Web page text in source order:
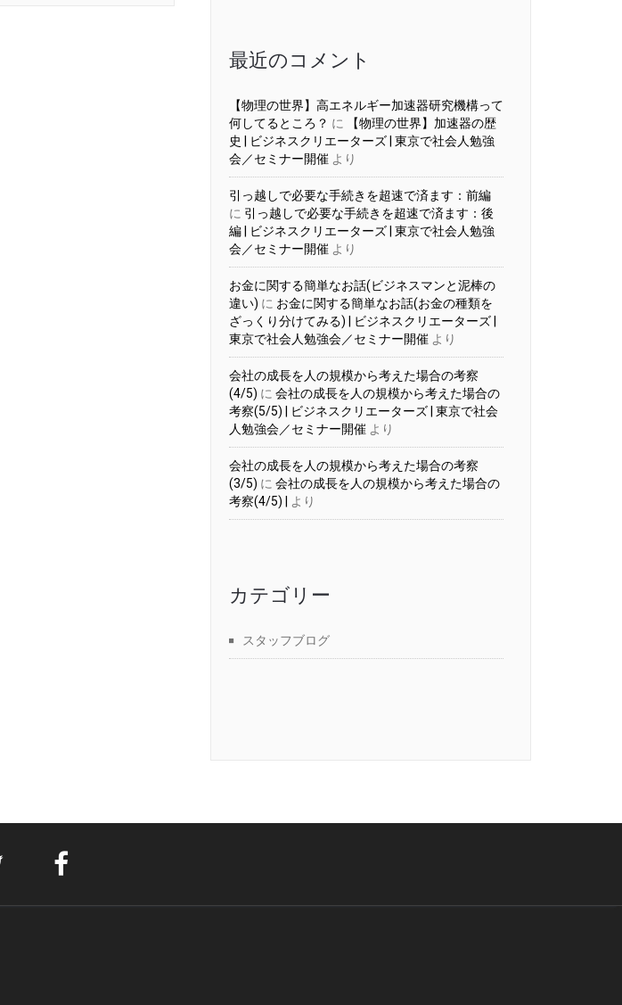
最近のコメント
【物理の世界】高エネルギー加速器研究機構って
何してるところ？ に
【物理の世界】加速器の歴
史 | ビジネスクリエーターズ | 東京で社会人勉強
会／セミナー開催 より
引っ越しで必要な手続きを超速で済ます：前編
に 引っ越しで必要な手続きを超速で済ます：後
編 | ビジネスクリエーターズ | 東京で社会人勉強
会／セミナー開催 より
お金に関する簡単なお話(ビジネスマンと泥棒の
違い) に お金に関する簡単なお話(お金の種類を
ざっくり分けてみる) | ビジネスクリエーターズ |
東京で社会人勉強会／セミナー開催 より
会社の成長を人の規模から考えた場合の考察
(4/5) に 会社の成長を人の規模から考えた場合の
考察(5/5) | ビジネスクリエーターズ | 東京で社会
人勉強会／セミナー開催 より
会社の成長を人の規模から考えた場合の考察
(3/5) に 会社の成長を人の規模から考えた場合の
考察(4/5) |
より
カテゴリー
スタッフブログ